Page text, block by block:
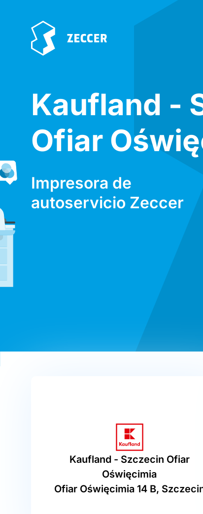
Kaufland -
Ofiar
Impresora de
autoservicio Zeccer
Kaufland - Szczecin Ofiar
Oświęcimia
Ofiar Oświęcimia 14 B,